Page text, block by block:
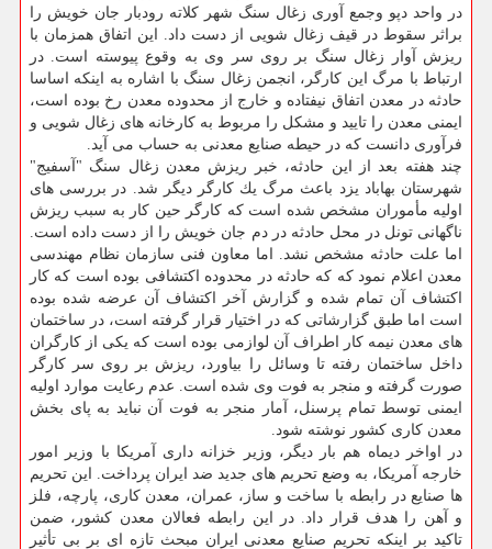
در واحد دپو وجمع آوری زغال سنگ شهر كلاته رودبار جان خویش را
براثر سقوط در قیف زغال شویی از دست داد. این اتفاق همزمان با
ریزش آوار زغال سنگ بر روی سر وی به وقوع پیوسته است. در
ارتباط با مرگ این كارگر، انجمن زغال سنگ با اشاره به اینكه اساسا
حادثه در معدن اتفاق نیفتاده و خارج از محدوده معدن رخ بوده است،
ایمنی معدن را تایید و مشكل را مربوط به كارخانه های زغال شویی و
فرآوری دانست كه در حیطه صنایع معدنی به حساب می آید.
چند هفته بعد از این حادثه، خبر ریزش معدن زغال سنگ "آسفیج"
شهرستان بهاباد یزد باعث مرگ یك كارگر دیگر شد. در بررسی های
اولیه مأموران مشخص شده است كه كارگر حین كار به سبب ریزش
ناگهانی تونل در محل حادثه در دم جان خویش را از دست داده است.
اما علت حادثه مشخص نشد. اما معاون فنی سازمان نظام مهندسی
معدن اعلام نمود كه كه حادثه در محدوده اكتشافی بوده است كه كار
اكتشاف آن تمام شده و گزارش آخر اكتشاف آن عرضه شده بوده
است اما طبق گزارشاتی كه در اختیار قرار گرفته است، در ساختمان
های معدن نیمه كار اطراف آن لوازمی بوده است كه یكی از كارگران
داخل ساختمان رفته تا وسائل را بیاورد، ریزش بر روی سر كارگر
صورت گرفته و منجر به فوت وی شده است. عدم رعایت موارد اولیه
ایمنی توسط تمام پرسنل، آمار منجر به فوت آن نباید به پای بخش
معدن كاری كشور نوشته شود.
در اواخر دیماه هم بار دیگر، وزیر خزانه داری آمریكا با وزیر امور
خارجه آمریكا، به وضع تحریم های جدید ضد ایران پرداخت. این تحریم
ها صنایع در رابطه با ساخت و ساز، عمران، معدن كاری، پارچه، فلز
و آهن را هدف قرار داد. در این رابطه فعالان معدن كشور، ضمن
تاكید بر اینكه تحریم صنایع معدنی ایران مبحث تازه ای بر بی تأثیر